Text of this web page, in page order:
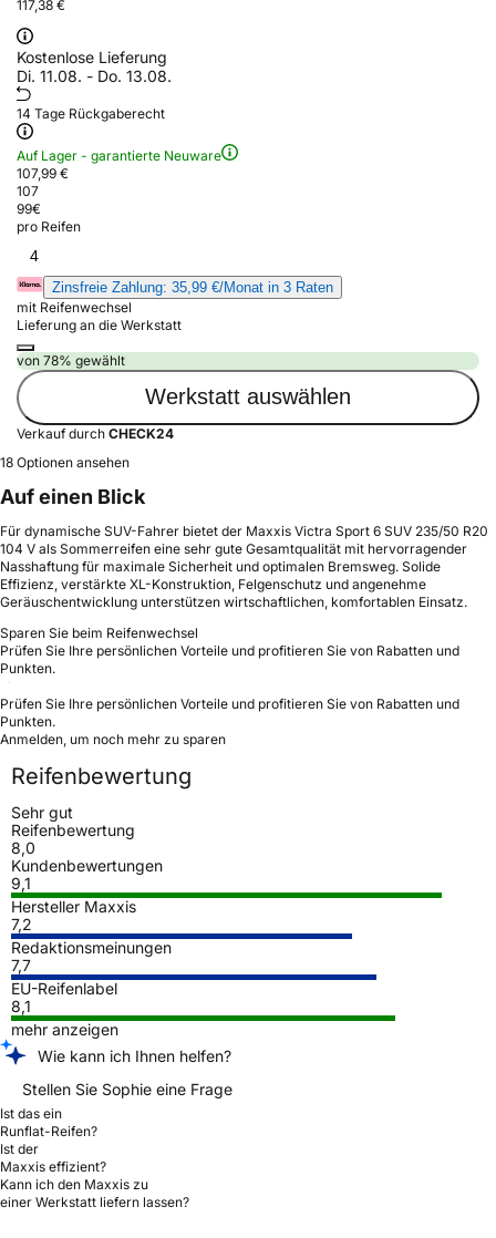
117,38 €
Kostenlose Lieferung
Di. 11.08. - Do. 13.08.
14 Tage Rückgaberecht
Auf Lager - garantierte Neuware
107,99 €
107
99€
pro Reifen
4
Zinsfreie Zahlung: 35,99 €/Monat in 3 Raten
mit Reifenwechsel
Lieferung an die Werkstatt
von 78% gewählt
Werkstatt auswählen
Verkauf durch CHECK24
18 Optionen ansehen
Auf einen Blick
Für dynamische SUV-Fahrer bietet der Maxxis Victra Sport 6 SUV 235/50 R20
104 V als Sommerreifen eine sehr gute Gesamtqualität mit hervorragender
Nasshaftung für maximale Sicherheit und optimalen Bremsweg. Solide
Effizienz, verstärkte XL-Konstruktion, Felgenschutz und angenehme
Geräuschentwicklung unterstützen wirtschaftlichen, komfortablen Einsatz.
Sparen Sie beim Reifenwechsel
Prüfen Sie Ihre persönlichen Vorteile und profitieren Sie von Rabatten und
Punkten.
Prüfen Sie Ihre persönlichen Vorteile und profitieren Sie von Rabatten und
Punkten.
Anmelden, um noch mehr zu sparen
Reifenbewertung
Sehr gut
Reifenbewertung
8,0
Kundenbewertungen
9,1
Hersteller Maxxis
7,2
Redaktionsmeinungen
7,7
EU-Reifenlabel
8,1
mehr anzeigen
Wie kann ich Ihnen helfen?
Stellen Sie Sophie eine Frage
Ist das ein
Runflat-Reifen?
Ist der
Maxxis effizient?
Kann ich den Maxxis zu
einer Werkstatt liefern lassen?